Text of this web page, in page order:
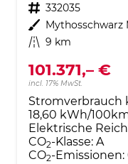
Fahrzeugnr. 332035
Außenfarbe
Kilometerstand 9 km
101.371,– €
incl. 17% MwSt.
Stromverbrauch
18,60 kWh/
Elektrische
CO2-Klasse: A
CO2-Emissionen: